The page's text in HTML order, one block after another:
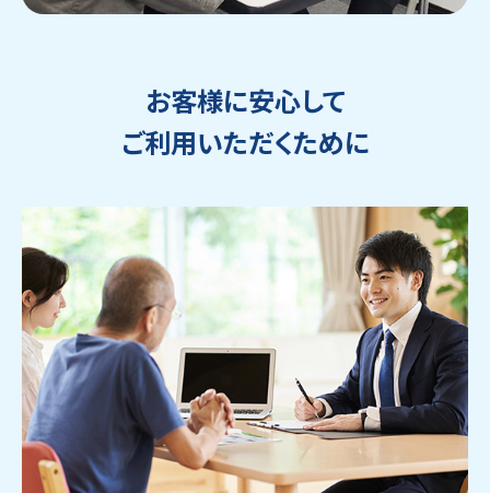
ウェブから1分
かんたん査定見積
フリーダイヤル
0120-1212-25
お客様に安心して
ご利用いただくために